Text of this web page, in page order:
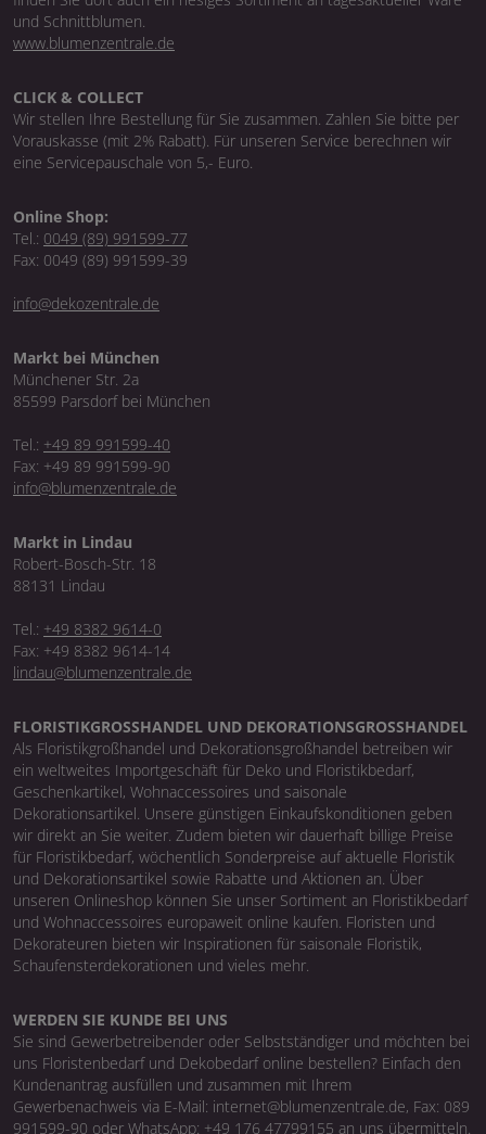
und Schnittblumen.
www.blumenzentrale.de
CLICK & COLLECT
Wir stellen Ihre Bestellung für Sie zusammen. Zahlen Sie bitte per
Vorauskasse (mit 2% Rabatt). Für unseren Service berechnen wir
eine Servicepauschale von 5,- Euro.
Online Shop:
Tel.: 0049 (89) 991599-77
Fax: 0049 (89) 991599-39
info@dekozentrale.de
Markt bei München
Münchener Str. 2a
85599 Parsdorf bei München
Tel.: +49 89 991599-40
Fax: +49 89 991599-90
info@blumenzentrale.de
Markt in Lindau
Robert-Bosch-Str. 18
88131 Lindau
Tel.: +49 8382 9614-0
Fax: +49 8382 9614-14
lindau@blumenzentrale.de
FLORISTIKGROSSHANDEL UND DEKORATIONSGROSSHANDEL
Als Floristikgroßhandel und Dekorationsgroßhandel betreiben wir
ein weltweites Importgeschäft für Deko und Floristikbedarf,
Geschenkartikel, Wohnaccessoires und saisonale
Dekorationsartikel. Unsere günstigen Einkaufskonditionen geben
wir direkt an Sie weiter. Zudem bieten wir dauerhaft billige Preise
für Floristikbedarf, wöchentlich Sonderpreise auf aktuelle Floristik
und Dekorationsartikel sowie Rabatte und Aktionen an. Über
unseren Onlineshop können Sie unser Sortiment an Floristikbedarf
und Wohnaccessoires europaweit online kaufen. Floristen und
Dekorateuren bieten wir Inspirationen für saisonale Floristik,
Schaufensterdekorationen und vieles mehr.
WERDEN SIE KUNDE BEI UNS
Sie sind Gewerbetreibender oder Selbstständiger und möchten bei
uns Floristenbedarf und Dekobedarf online bestellen? Einfach den
Kundenantrag ausfüllen und zusammen mit Ihrem
Gewerbenachweis via E-Mail: internet@blumenzentrale.de, Fax: 089
991599-90 oder WhatsApp: +49 176 47799155 an uns übermitteln.